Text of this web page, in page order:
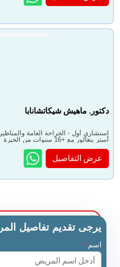
دكتور. ماهيش شيكاتشانابا
استشاري أول - الجراحة العامة
أستر بنغالور مع +16 سنوات من الخبرة
عرض التفاصيل
يرجى تقديم تفاصيل
اسم *